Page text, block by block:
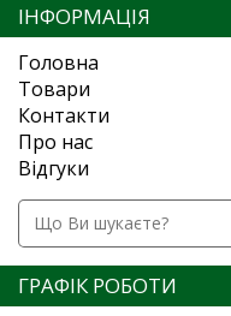
ІНФОРМАЦІЯ
Головна
Товари
Контакти
Про нас
Відгуки
ГРАФІК РОБОТИ